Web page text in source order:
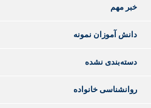
خبر مهم
دانش آموزان نمونه
دسته‌بندی نشده
روانشناسی خانواده